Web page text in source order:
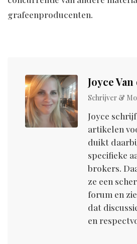
grafeenproducenten.
Joyce
Schrijver &
Joyce
artikelen
duikt
specifieke
brokers.
ze een
forum en
dat
en